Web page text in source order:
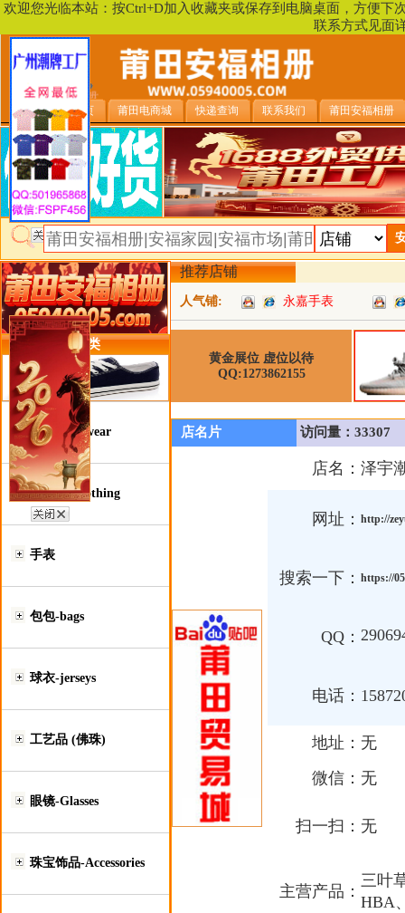
欢迎您光临本站：按Ctrl+D加入收藏夹或保存到电脑桌面，方便
联系方式见面
安福相册首页 莆田电商城 快递查询 联系我们 莆田安福相册
类目详细分类
鞋类-Footwear
服装类-Clothing
手表
包包-bags
球衣-jerseys
工艺品 (佛珠)
眼镜-Glasses
珠宝饰品-Accessories
推荐店铺
人气铺: 永嘉手表
黄金展位 虚位以待
QQ:1273862155
店名片 访问量：33307
店名： 泽宇
网址： http://
搜索一下： https://
QQ：
电话：
地址： 无
微信： 无
扫一扫： 无
主营产品：
三叶
HBA